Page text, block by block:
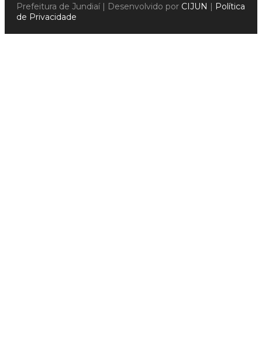
Prefeitura de Jundiaí | Desenvolvido por CIJUN | Política
de Privacidade